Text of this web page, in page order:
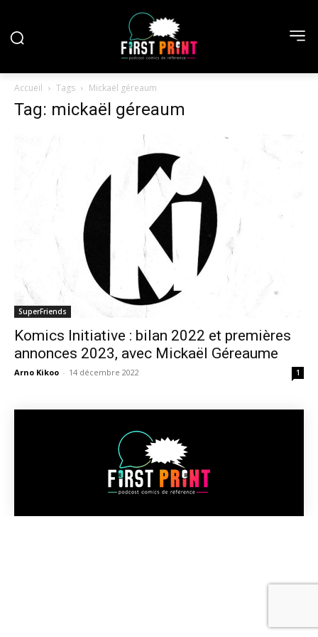
Accueil Tags Mickaël géreaum
Tag: mickaël géreaum
SuperFriends
Komics Initiative : bilan 2022 et premières
annonces 2023, avec Mickaël Géreaume
Arno Kikoo - 14 décembre 2022 1